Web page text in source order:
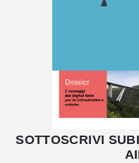
SOTTOSCRIVI